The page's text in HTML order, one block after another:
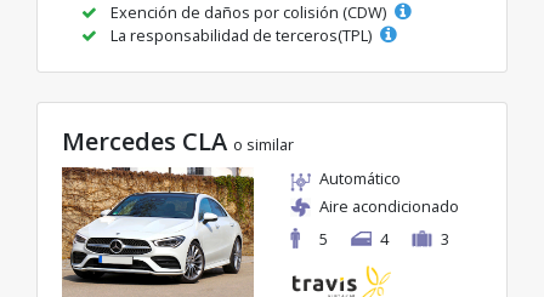
Exención de daños por colisión (CDW)
La responsabilidad de terceros(TPL)
Mercedes CLA o similar
Automático
Aire acondicionado
5
4 3